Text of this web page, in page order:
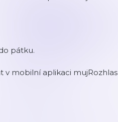
pátku.
v mobilní aplikaci mujRozhlas